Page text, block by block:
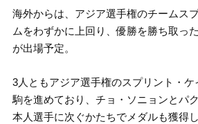
海外からは、アジア選手権のチームス
ムをわずかに上回り、優勝を勝ち取っ
が出場予定。
3人ともアジア選手権のスプリント・
駒を進めており、チョ・ソニョンとパ
本人選手に次ぐかたちでメダルも獲得